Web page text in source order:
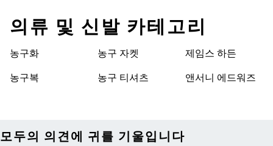
의류 및 신발 카테고리
농구화
농구복
농구 자켓
농구 티셔츠
제임스 하든
앤서니 에드워즈
모두의 의견에 귀를 기울입니다